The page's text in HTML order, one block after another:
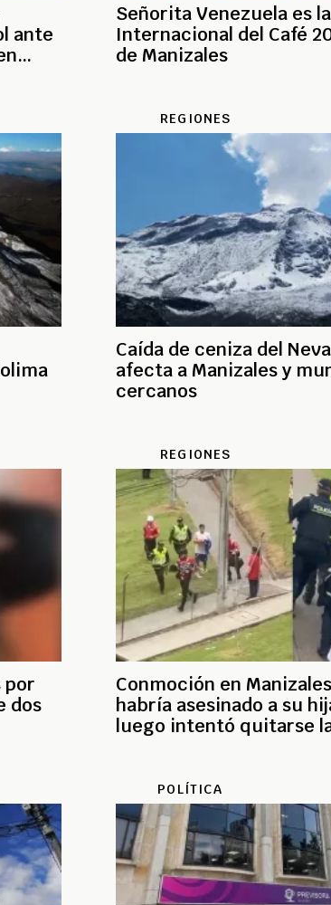
ante
Señorita Venezuela es
Internacional del Café
de Manizales
REGIONES
Caída de ceniza del
afecta a Manizales y
cercanos
por
dos
REGIONES
Conmoción en
habría asesinado a su
luego intentó quitarse
POLÍTICA